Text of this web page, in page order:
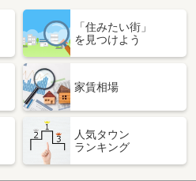
「住みたい街」
を見つけよう
家賃相場
人気タウン
ランキング